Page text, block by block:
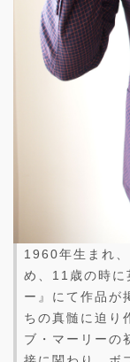
1960年生まれ
め、11歳の時に
ー』にて作品が
ちの真髄に迫り
ブ・マーリーの